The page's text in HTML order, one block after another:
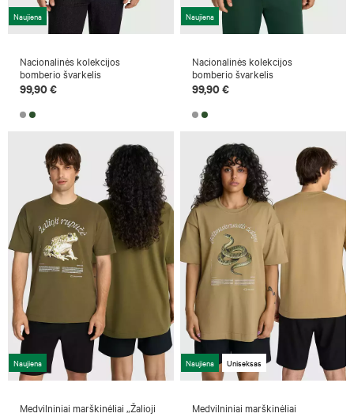
Naujiena
Nacionalinės kolekcijos
bomberio švarkelis
99,90 €
Naujiena
Nacionalinės kolekcijos
bomberio švarkelis
99,90 €
Naujiena
Medvilniniai marškinėliai „Žalioji
Naujiena Uniseksas
Medvilniniai marškinėliai